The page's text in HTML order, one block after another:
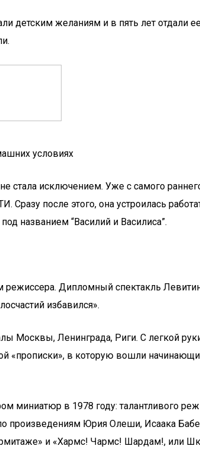
детским желаниям и в пять лет отдали
условиях
исключением. Уже с самого
после этого, она устроилась
названием “Василий и Василиса”.
Дипломный спектакль
избавился».
Москвы, Ленинграда, Риги. С легкой
«прописки», в которую вошли
в 1978 году: талантливого
Юрия Олеши, Исаака
и «Хармс! Чармс! Шардам!, или